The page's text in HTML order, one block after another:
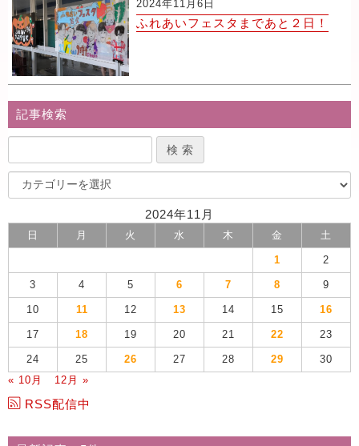
2024年11月6日
ふれあいフェスタまであと２日！
記事検索
2024年11月
日 月 火 水 木 金 土
1 2
3 4 5 6 7 8 9
10 11 12 13 14 15 16
17 18 19 20 21 22 23
24 25 26 27 28 29
30
« 10月
12月 »
RSS配信中